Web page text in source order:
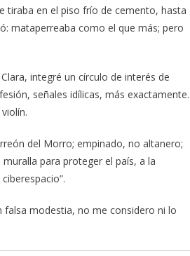
tiraba en el piso frío de cemento, hasta
mataperreaba como el que más; pero
integré un círculo de interés de
señales idílicas, más exactamente.
del Morro; empinado, no altanero;
para proteger el país, a la
falsa modestia, no me considero ni lo